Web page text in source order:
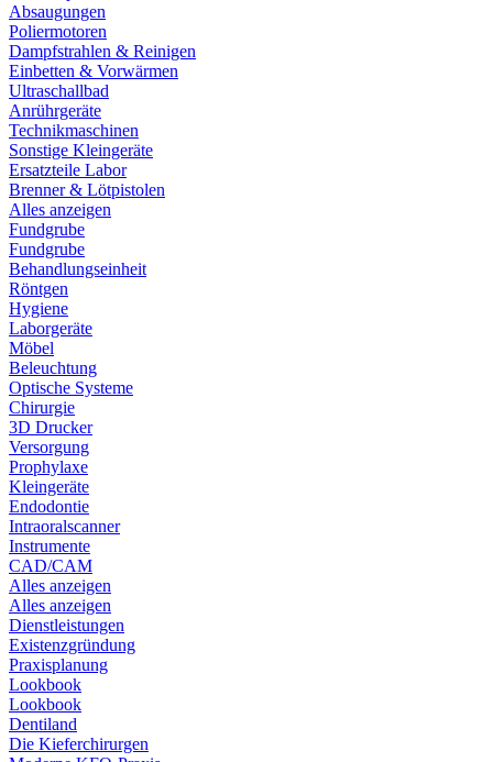
Absaugungen
Poliermotoren
Dampfstrahlen & Reinigen
Einbetten & Vorwärmen
Ultraschallbad
Anrührgeräte
Technikmaschinen
Sonstige Kleingeräte
Ersatzteile Labor
Brenner & Lötpistolen
Alles anzeigen
Fundgrube
Fundgrube
Behandlungseinheit
Röntgen
Hygiene
Laborgeräte
Möbel
Beleuchtung
Optische Systeme
Chirurgie
3D Drucker
Versorgung
Prophylaxe
Kleingeräte
Endodontie
Intraoralscanner
Instrumente
CAD/CAM
Alles anzeigen
Alles anzeigen
Dienstleistungen
Existenzgründung
Praxisplanung
Lookbook
Lookbook
Dentiland
Die Kieferchirurgen